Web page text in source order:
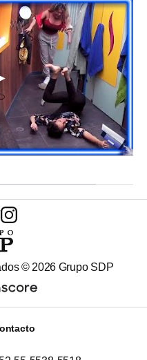
©2026 Grupo SDP